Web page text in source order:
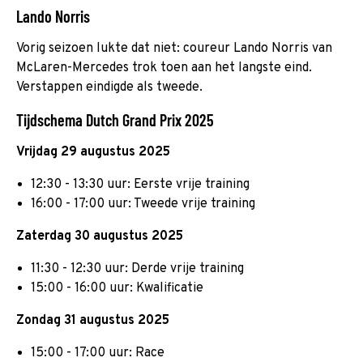
Lando Norris
Vorig seizoen lukte dat niet: coureur Lando Norris van
McLaren-Mercedes trok toen aan het langste eind.
Verstappen eindigde als tweede.
Tijdschema Dutch Grand Prix 2025
Vrijdag 29 augustus 2025
12:30 - 13:30 uur: Eerste vrije training
16:00 - 17:00 uur: Tweede vrije training
Zaterdag 30 augustus 2025
11:30 - 12:30 uur: Derde vrije training
15:00 - 16:00 uur: Kwalificatie
Zondag 31 augustus 2025
15:00 - 17:00 uur: Race